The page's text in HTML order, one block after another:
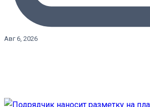
Авг 6, 2026